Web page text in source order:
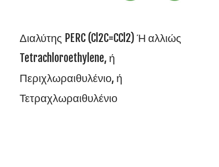
Διαλύτης PERC (Cl2C=CCl2) Ή αλλιώς
Tetrachloroethylene, ή
Περιχλωραιθυλένιο, ή
Τετραχλωραιθυλένιο